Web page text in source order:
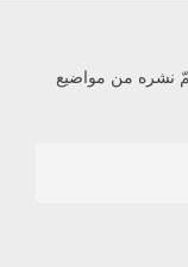
نشره من مواضيع